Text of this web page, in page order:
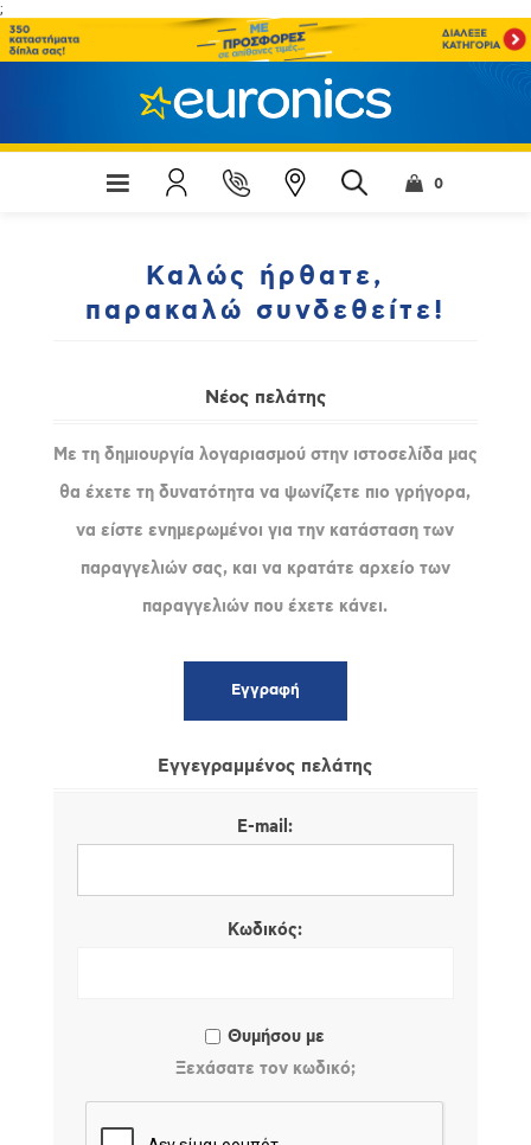
;
0
Καλώς ήρθατε,
παρακαλώ συνδεθείτε!
Νέος πελάτης
Με τη δημιουργία λογαριασμού στην ιστοσελίδα μας
θα έχετε τη δυνατότητα να ψωνίζετε πιο γρήγορα,
να είστε ενημερωμένοι για την κατάσταση των
παραγγελιών σας, και να κρατάτε αρχείο των
παραγγελιών που έχετε κάνει.
Εγγεγραμμένος πελάτης
E-mail:
Κωδικός:
Θυμήσου με
Ξεχάσατε τον κωδικό;